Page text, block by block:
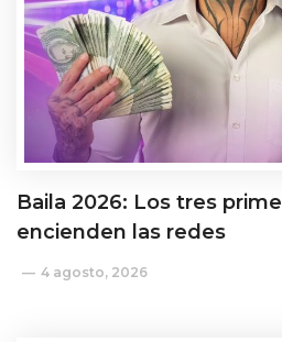
Baila 2026: Los tres
encienden las redes
4 agosto, 2026